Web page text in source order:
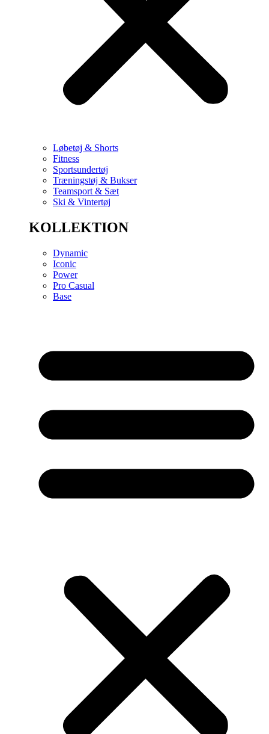
Løbetøj & Shorts
Fitness
Sportsundertøj
Træningstøj & Bukser
Teamsport & Sæt
Ski & Vintertøj
KOLLEKTION
Dynamic
Iconic
Power
Pro Casual
Base